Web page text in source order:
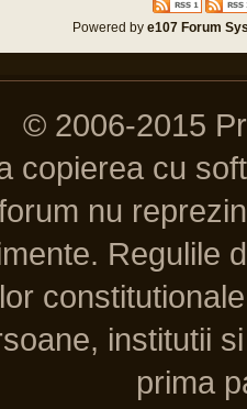
Powered bye107 Forum
© 2006-2015
copierea cu
nu
Regulile
institutii
prima